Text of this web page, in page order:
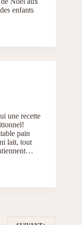
enfants
une recette
pain
lait, tout